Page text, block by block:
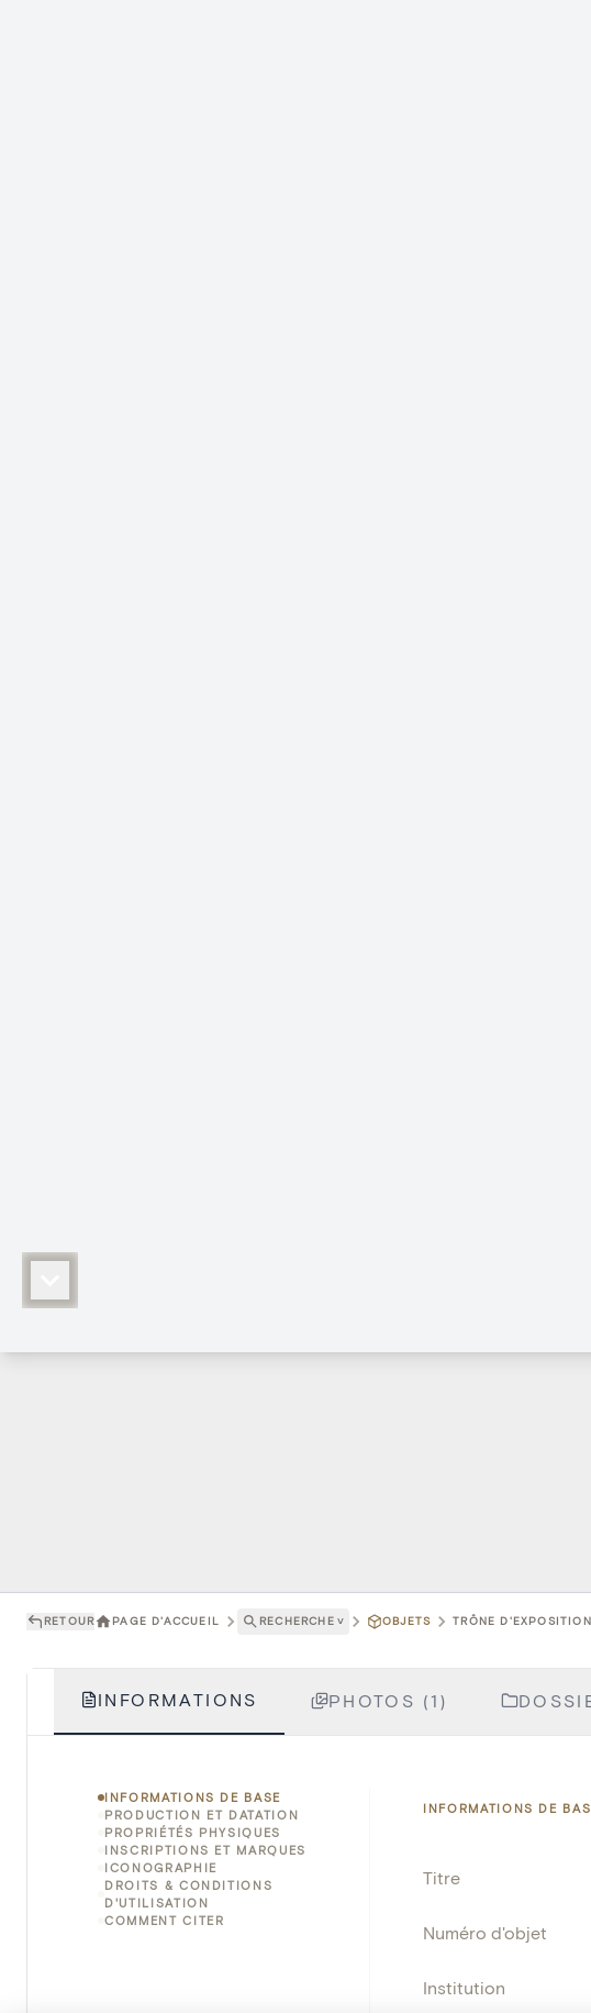
RETOUR PAGE D'ACCUEIL RECHERCHE ˅ OBJETS TRÔNE
INFORMATIONS PHOTOS (1)
INFORMATIONS DE BASE
PRODUCTION ET DATATION
PROPRIÉTÉS PHYSIQUES
INSCRIPTIONS ET MARQUES
ICONOGRAPHIE
DROITS & CONDITIONS
D'UTILISATION
COMMENT CITER
INFORMATIONS DE
Titre
Numéro d'objet
Institution